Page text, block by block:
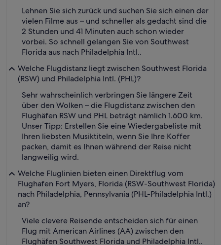
Lehnen Sie sich zurück und suchen Sie sich einen der
vielen Filme aus – und schneller als gedacht sind die
2 Stunden und 41 Minuten auch schon wieder
vorbei. So schnell gelangen Sie von Southwest
Florida aus nach Philadelphia Intl..
Welche Flugdistanz liegt zwischen Southwest Florida
(RSW) und Philadelphia Intl. (PHL)?
Sehr wahrscheinlich verbringen Sie längere Zeit
über den Wolken – die Flugdistanz zwischen den
Flughäfen RSW und PHL beträgt nämlich 1.600 km.
Unser Tipp: Erstellen Sie eine Wiedergabeliste mit
Ihren liebsten Musiktiteln, wenn Sie Ihre Koffer
packen, damit es Ihnen während der Reise nicht
langweilig wird.
Welche Fluglinien bieten einen Direktflug vom
Flughafen Fort Myers, Florida (RSW-Southwest Florida)
nach Philadelphia, Pennsylvania (PHL-Philadelphia Intl.)
an?
Viele clevere Reisende entscheiden sich für einen
Flug mit American Airlines (AA) zwischen den
Flughäfen Southwest Florida und Philadelphia Intl..